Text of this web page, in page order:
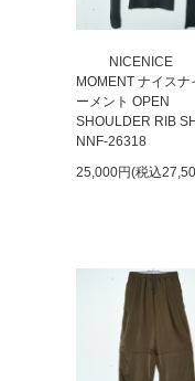
NICENICE
MOMENT ナイスナ
ーメント OPEN
SHOULDER RIB
NNF-26318
25,000円(税込